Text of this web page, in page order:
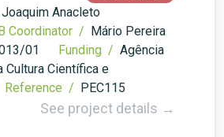
Joaquim Anacleto
Coordinator / Mário Pereira
01 Funding / Agência
Cultura Científica e
Reference / PEC115
See project details →